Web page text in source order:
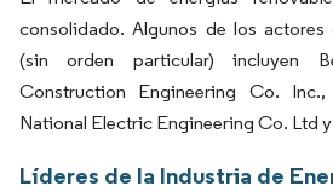
consolidado. Algunos de los
(sin orden particular) incluyen
Construction Engineering Co.
National Electric Engineering Co. Ltd y
Líderes de la Industria de